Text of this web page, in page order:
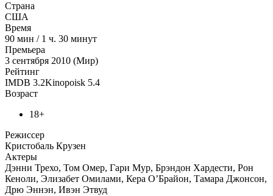
Страна
США
Время
90 мин / 1 ч. 30 минут
Премьера
3 сентября 2010 (Мир)
Рейтинг
IMDB 3.2Kinopoisk 5.4
Возраст
18+
Режиссер
Кристобаль Крузен
Актеры
Дэнни Трехо, Том Омер, Гари Мур, Брэндон Хардести, Рон
Кеноли, Элизабет Омилами, Кера О’Брайон, Тамара Джонсон,
Дрю Эннэн, Ивэн Этвуд